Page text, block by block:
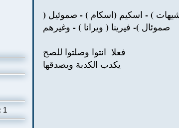
1
شيهات ) - اسكيم (اسكام ) - صموئيل (
صموئال )- فيرينا ( ويرانا ) - وغيرهم
فعلا انتوا وصلتوا للصح
يكدب الكدبة ويصدقها